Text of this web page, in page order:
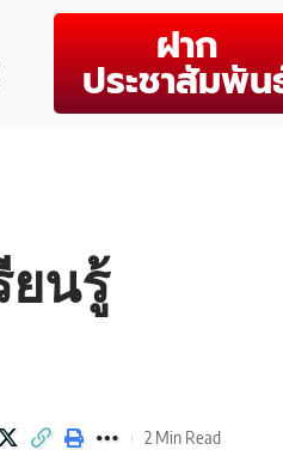
ฝาก
ประชาสัมพัน
ยนรู้
2 Min Read